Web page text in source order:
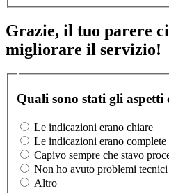
Grazie, il tuo parere
migliorare il servizio!
Quali sono stati gli aspetti
Le indicazioni erano chiare
Le indicazioni erano complete
Capivo sempre che stavo
Non ho avuto problemi tecnici
Altro